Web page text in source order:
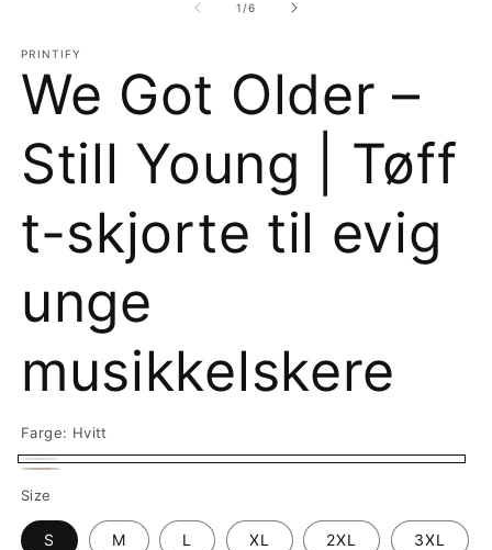
1 /av
6
PRINTIFY
We Got Older –
Still Young | Tøff
t-skjorte til evig
unge
musikkelskere
Farge: Hvitt
Hvitt
Size
S M L XL 2XL 3XL